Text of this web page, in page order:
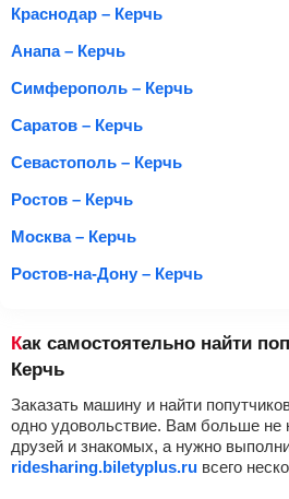
Краснодар – Керчь
Анапа – Керчь
Симферополь – Керчь
Саратов – Керчь
Севастополь – Керчь
Ростов – Керчь
Москва – Керчь
Ростов-на-Дону – Керчь
Как самостоятельно найти попутку Шахты →
Керчь
Заказать машину и найти
одно удовольствие. Вам больше не
друзей и знакомых, а нужно
ridesharing.biletyplus.ru всего